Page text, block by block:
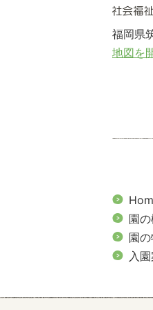
福岡県
地図を
園
園
入